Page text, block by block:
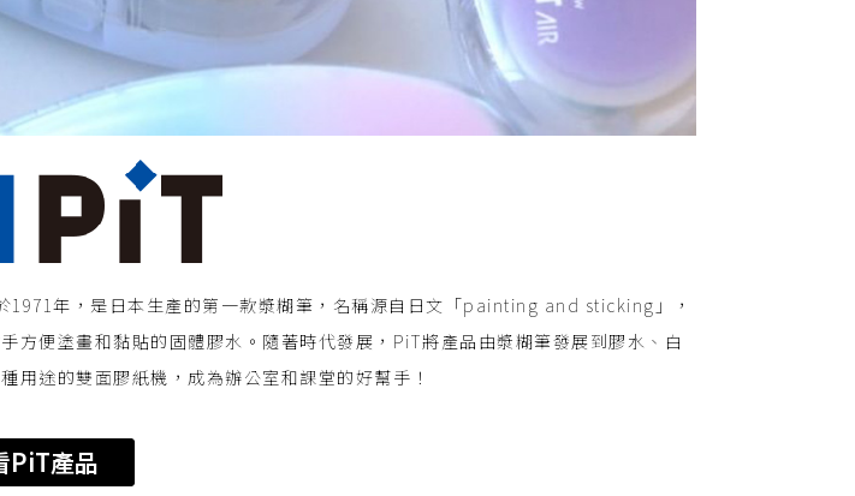
1971年，是日本生產的第一款漿糊筆，名稱源自日文「painting and sticking」，
方便塗畫和黏貼的固體膠水。隨著時代發展，PiT將產品由漿糊筆發展到膠水、白
用途的雙面膠紙機，成為辦公室和課堂的好幫手！
PiT產品